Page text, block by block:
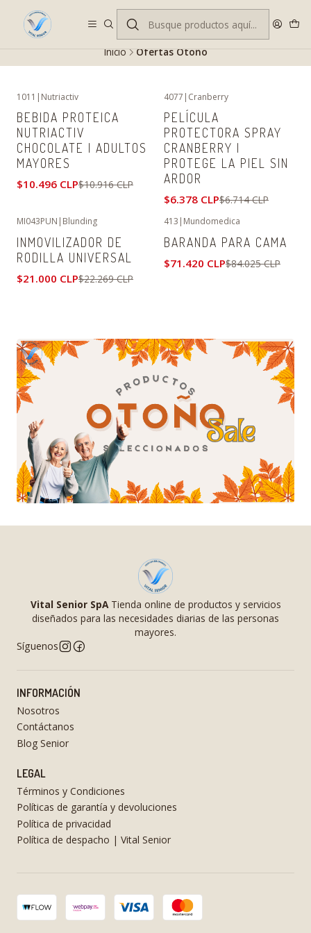
Despacho gratis en RM desde $100.000. Revisa las condiciones.
Inicio Ofertas Otoño
1011 | Nutriactiv
BEBIDA PROTEICA
NUTRIACTIV
CHOCOLATE | ADULTOS
MAYORES
$10.496 CLP$10.916 CLP
-5%
4077 | Cranberry
PELÍCULA
PROTECTORA SPRAY
CRANBERRY |
PROTEGE LA PIEL SIN
ARDOR
$6.378 CLP$6.714 CLP
MI043PUN | Blunding
INMOVILIZADOR DE
RODILLA UNIVERSAL
$21.000 CLP$22.269 CLP
Agotado
413 | Mundomedica
BARANDA PARA CAMA
$71.420 CLP$84.025 CLP
Vital Senior SpATienda online de productos y servicios
diseñados para las necesidades diarias de las personas
mayores.
Síguenos
INFORMACIÓN
Nosotros
Contáctanos
Blog Senior
LEGAL
Términos y Condiciones
Políticas de garantía y devoluciones
Política de privacidad
Política de despacho | Vital Senior